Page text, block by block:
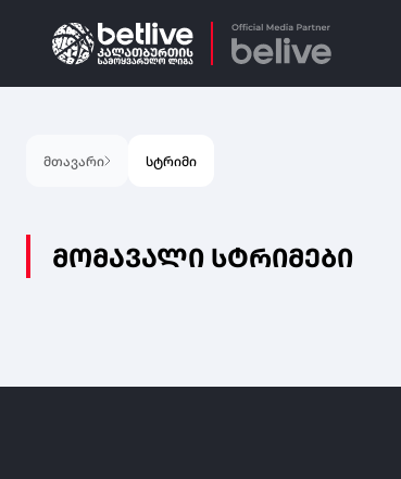
მთავარი სტრიმი
ᲛᲝᲛᲐᲕᲐᲚᲘ ᲡᲢᲠᲘᲛᲔᲑᲘ